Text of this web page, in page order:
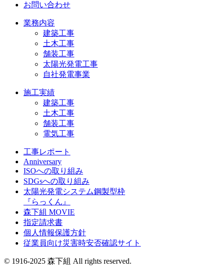
お問い合わせ
業務内容
建築工事
土木工事
舗装工事
太陽光発電工事
自社発電事業
施工実績
建築工事
土木工事
舗装工事
電気工事
工事レポート
Anniversary
ISOへの取り組み
SDGsへの取り組み
太陽光発電システム鋼製型枠
『らっくん』
森下組 MOVIE
指定請求書
個人情報保護方針
従業員向け災害時安否確認サイト
© 1916-2025 森下組 All rights reserved.